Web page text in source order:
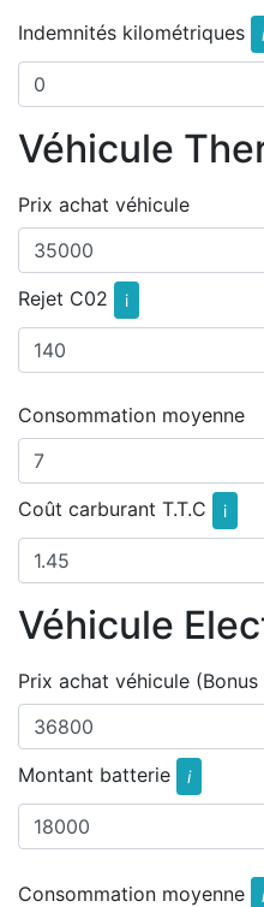
Indemnités kilométriques i
Véhicule
Prix achat véhicule
Rejet C02
i
Consommation moyenne
Coût carburant T.T.C
i
Véhicule
Prix achat véhicule
Montant batterie
i
Consommation moyenne i